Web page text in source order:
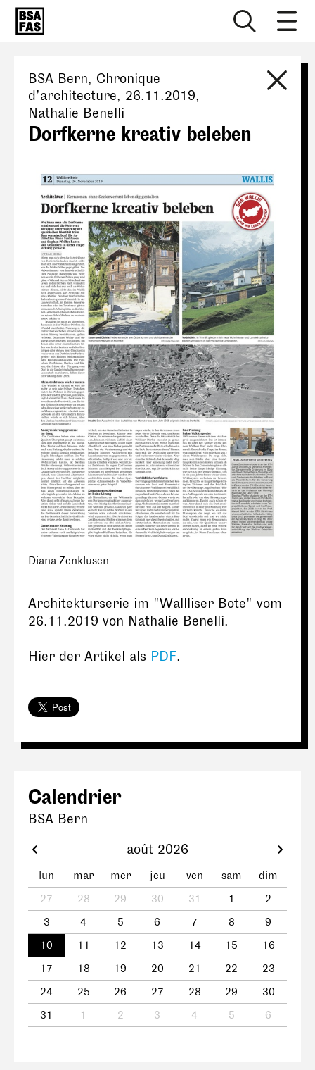
BSA Bern, Chronique
d’architecture, 26.11.2019,
Nathalie Benelli
Dorfkerne kreativ beleben
Diana Zenklusen
Architekturserie im "Wallliser Bote" vom
26.11.2019 von Nathalie Benelli.
Hier der Artikel als PDF.
Calendrier
BSA Bern
août 2026
lun mar mer jeu ven sam
dim
27
28 29 30 31 1
2
3
4 5 6 7 8
9
10
11 12 13 14 15
16
17
18 19 20 21 22
23
24
25 26 27 28 29
30
31
1 2 3 4 5 6